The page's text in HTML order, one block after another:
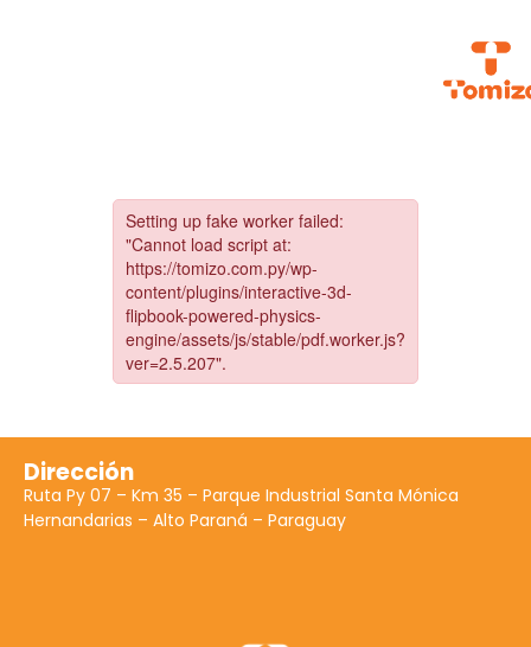
Dirección
Ruta Py 07 – Km 35 – Parque Industrial Santa Mónica
Hernandarias – Alto Paraná – Paraguay